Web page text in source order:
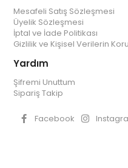
Mesafeli Satış Sözleşmesi
Üyelik Sözleşmesi
İptal ve İade Politikası
Gizlilik ve Kişisel Verilerin
Yardım
Şifremi Unuttum
Sipariş Takip
Facebook